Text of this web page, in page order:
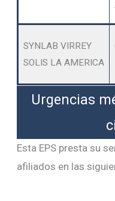
SYNLAB VIRREY
SOLIS LA AMERICA
Urgencias
Esta EPS presta su
afiliados en las